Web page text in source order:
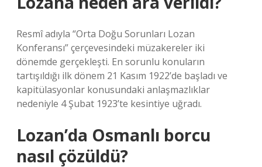
Resmî adıyla “Orta Doğu Sorunları Lozan
Konferansı” çerçevesindeki müzakereler iki
dönemde gerçekleşti. En sorunlu konuların
tartışıldığı ilk dönem 21 Kasım 1922’de başladı ve
kapitülasyonlar konusundaki anlaşmazlıklar
nedeniyle 4 Şubat 1923’te kesintiye uğradı.
Lozan’da Osmanlı borcu
nasıl çözüldü?